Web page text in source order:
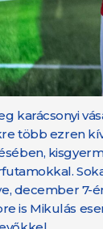
karácsonyi
több ezren
december 7-
is Mikulás